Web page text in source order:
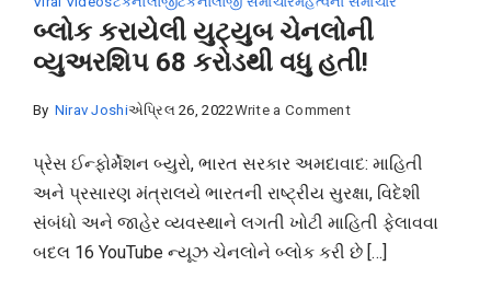
સંપન્ન
બ્લોક કરાયેલી યુટ્યુબ ચેનલોની
વ્યુઅરશિપ 68 કરોડથી વધુ હતી!
By Nirav Joshiએપ્રિલ 26, 2022Write a Commenton
કરાયેલી
યુટ્યુબ
ચેનલોની
વ્યુઅરશિપ
પ્રેસ ઈન્ફોર્મેશન બ્યુરો, ભારત સરકાર અમદાવાદ: માહિતી
અને પ્રસારણ મંત્રાલયે ભારતની રાષ્ટ્રીય સુરક્ષા, વિદેશી
સંબંધો અને જાહેર વ્યવસ્થાને લગતી ખોટી માહિતી ફેલાવવા
બદલ 16 YouTube ન્યૂઝ ચેનલોને બ્લોક કરી છે […]